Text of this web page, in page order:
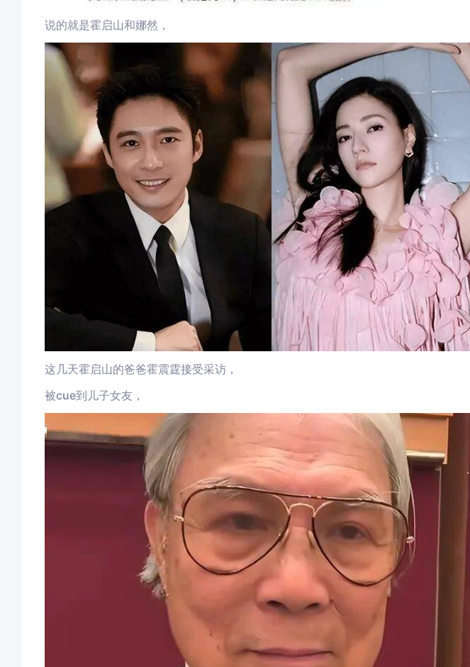
说的就是霍启山和娜然，
这几天霍启山的爸爸霍震霆接受采访，
被cue到儿子女友，